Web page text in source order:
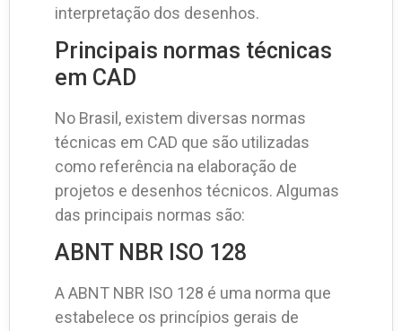
interpretação dos desenhos.
Principais normas técnicas
em CAD
No Brasil, existem diversas normas
técnicas em CAD que são utilizadas
como referência na elaboração de
projetos e desenhos técnicos. Algumas
das principais normas são:
ABNT NBR ISO 128
A ABNT NBR ISO 128 é uma norma que
estabelece os princípios gerais de